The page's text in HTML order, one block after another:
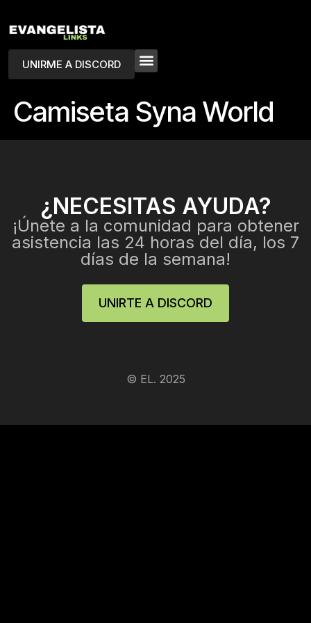
UNIRME A DISCORD
Camiseta Syna World
¿NECESITAS AYUDA?
¡Únete a la comunidad para obtener
asistencia las 24 horas del día, los 7
días de la semana!
UNIRTE A DISCORD
© EL. 2025